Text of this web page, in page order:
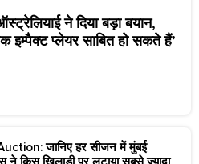
ने दिया बड़ा बयान,
इम्पैक्ट प्लेयर साबित हो सकते हैं’
जानिए हर सीजन में मुंबई